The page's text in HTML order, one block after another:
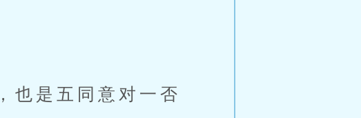
是五同意对一否